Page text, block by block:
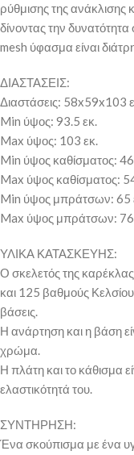
ρύθμισης της ανάκλισης
δίνοντας την
mesh ύφασμα είναι
ΔΙΑΣΤΑΣΕΙΣ:
Διαστάσεις: 58x59x103
Min ύψος: 93.5 εκ.
Max ύψος: 103 εκ.
Min ύψος καθίσματος:
Max ύψος καθίσματος:
Min ύψος μπράτσων: 65
Max ύψος μπράτσων: 76
ΥΛΙΚΑ ΚΑΤΑΣΚΕΥΗΣ:
Ο σκελετός της
και 125 βαθμούς
βάσεις.
Η ανάρτηση και η βάση
χρώμα.
Η πλάτη και το κάθισμα
ελαστικότητά του.
ΣΥΝΤΗΡΗΣΗ:
Ένα σκούπισμα με ένα